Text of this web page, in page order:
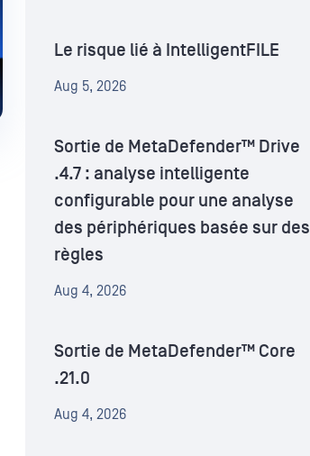
Le risque lié à IntelligentFILE
Aug 5, 2026
Sortie de MetaDefender™ Drive
.4.7 : analyse intelligente
configurable pour une analyse
des périphériques basée sur des
règles
Aug 4, 2026
Sortie de MetaDefender™ Core
.21.0
Aug 4, 2026